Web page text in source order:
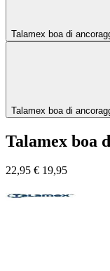
Talamex boa
22,95 € 19,95